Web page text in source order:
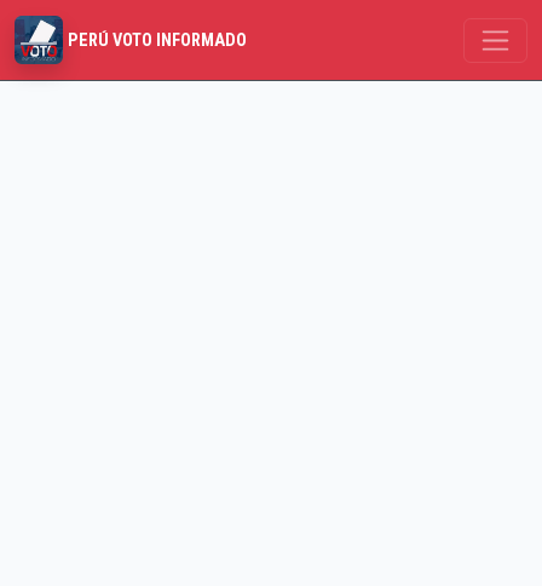
PERÚ VOTO INFORMADO